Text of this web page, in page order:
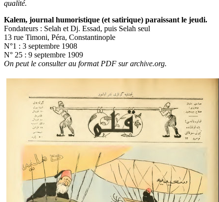
qualité.
Kalem, journal humoristique (et satirique) paraissant le jeudi.
Fondateurs : Selah et Dj. Essad, puis Selah seul
13 rue Timoni, Péra, Constantinople
N°1 : 3 septembre 1908
N° 25 : 9 septembre 1909
On peut le consulter au format PDF sur archive.org.